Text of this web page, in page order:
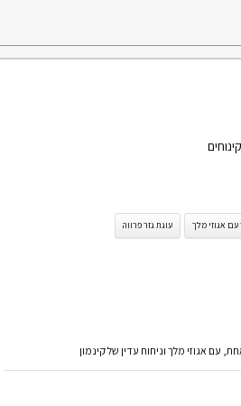
קינוחים
עם אגוזי מלך עוגת גזר פרווה
עם אגוזי מלך וניחוח עדין של קינמון